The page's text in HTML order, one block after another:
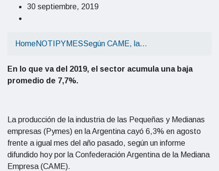
30 septiembre, 2019
HomeNOTIPYMESSegún CAME, la…
En lo que va del 2019, el sector acumula una baja
promedio de 7,7%.
La producción de la industria de las Pequeñas y Medianas
empresas (Pymes) en la Argentina cayó 6,3% en agosto
frente a igual mes del año pasado, según un informe
difundido hoy por la Confederación Argentina de la Mediana
Empresa (CAME).